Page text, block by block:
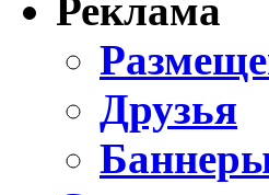
Реклама
Друзья